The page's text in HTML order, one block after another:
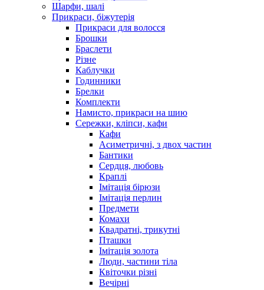
Шарфи, шалі
Прикраси, біжутерія
Прикраси для волосся
Брошки
Браслети
Різне
Каблучки
Годинники
Брелки
Комплекти
Намисто, прикраси на шию
Сережки, кліпси, кафи
Кафи
Асиметричні, з двох частин
Бантики
Сердця, любовь
Краплі
Імітація бірюзи
Імітація перлин
Предмети
Комахи
Квадратні, трикутні
Пташки
Імітація золота
Люди, частини тіла
Квіточки різні
Вечірні